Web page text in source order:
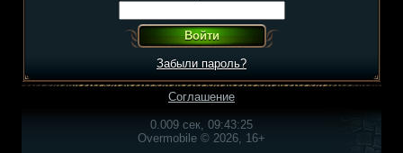
Забыли пароль?
Соглашение
0.009 сек, 09:43:25
Overmobile © 2026, 16+